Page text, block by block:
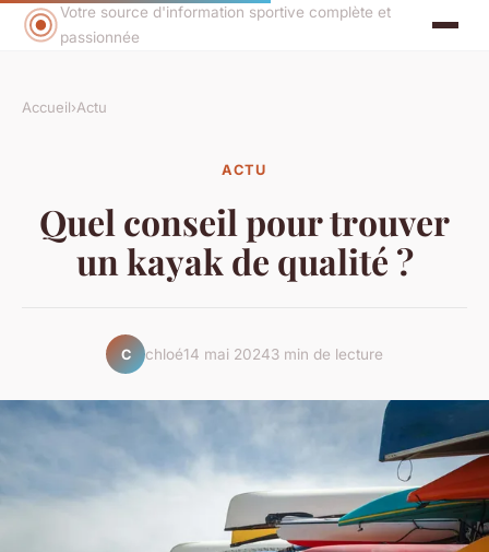
Votre source d'information sportive complète et
passionnée
Accueil›Actu
ACTU
Quel conseil pour trouver
un kayak de qualité ?
C chloé14 mai 20243 min de lecture